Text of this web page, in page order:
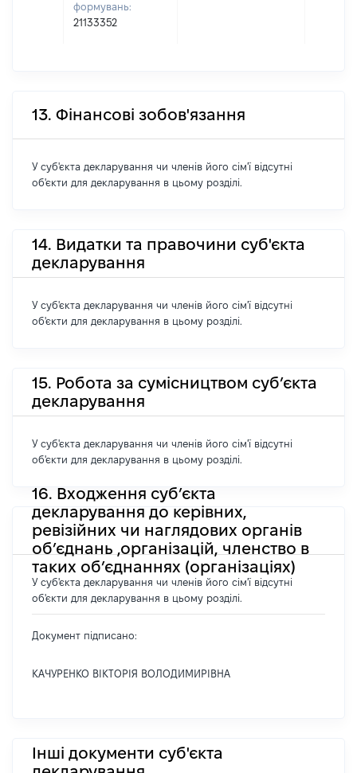
формувань:
21133352
13. Фінансові зобов'язання
У суб'єкта декларування чи членів його сім'ї відсутні
об'єкти для декларування в цьому розділі.
14. Видатки та правочини суб'єкта
декларування
У суб'єкта декларування чи членів його сім'ї відсутні
об'єкти для декларування в цьому розділі.
15. Робота за сумісництвом суб’єкта
декларування
У суб'єкта декларування чи членів його сім'ї відсутні
об'єкти для декларування в цьому розділі.
16. Входження суб’єкта
декларування до керівних,
ревізійних чи наглядових органів
об’єднань ,організацій, членство в
таких об’єднаннях (організаціях)
У суб'єкта декларування чи членів його сім'ї відсутні
об'єкти для декларування в цьому розділі.
Документ підписано:
КАЧУРЕНКО ВІКТОРІЯ ВОЛОДИМИРІВНА
Інші документи суб'єкта